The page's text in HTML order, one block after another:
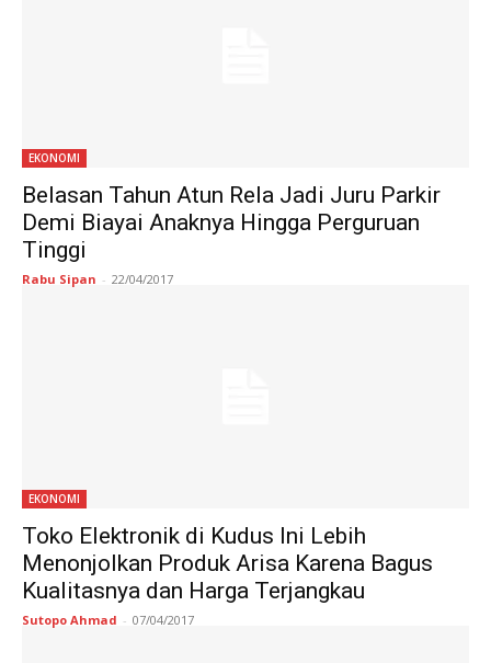
EKONOMI
Belasan Tahun Atun Rela Jadi Juru Parkir
Demi Biayai Anaknya Hingga Perguruan
Tinggi
Rabu Sipan - 22/04/2017
EKONOMI
Toko Elektronik di Kudus Ini Lebih
Menonjolkan Produk Arisa Karena Bagus
Kualitasnya dan Harga Terjangkau
Sutopo Ahmad - 07/04/2017